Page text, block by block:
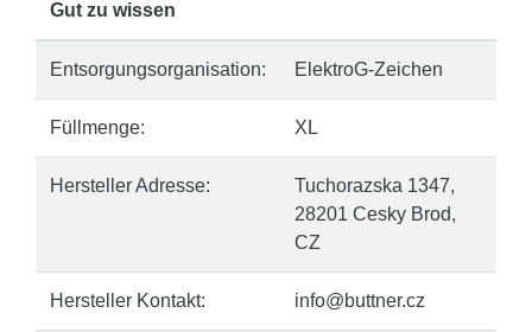
Gut zu wissen
Entsorgungsorganisation: ElektroG-Zeichen
Füllmenge: XL
Hersteller Adresse:
Tuchorazska 1347,
28201 Cesky Brod,
CZ
Hersteller Kontakt: info@buttner.cz